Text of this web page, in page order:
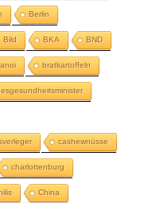
Berlin
Bild BKA BND
bratkartoffeln
cashewnüsse
charlottenburg
China